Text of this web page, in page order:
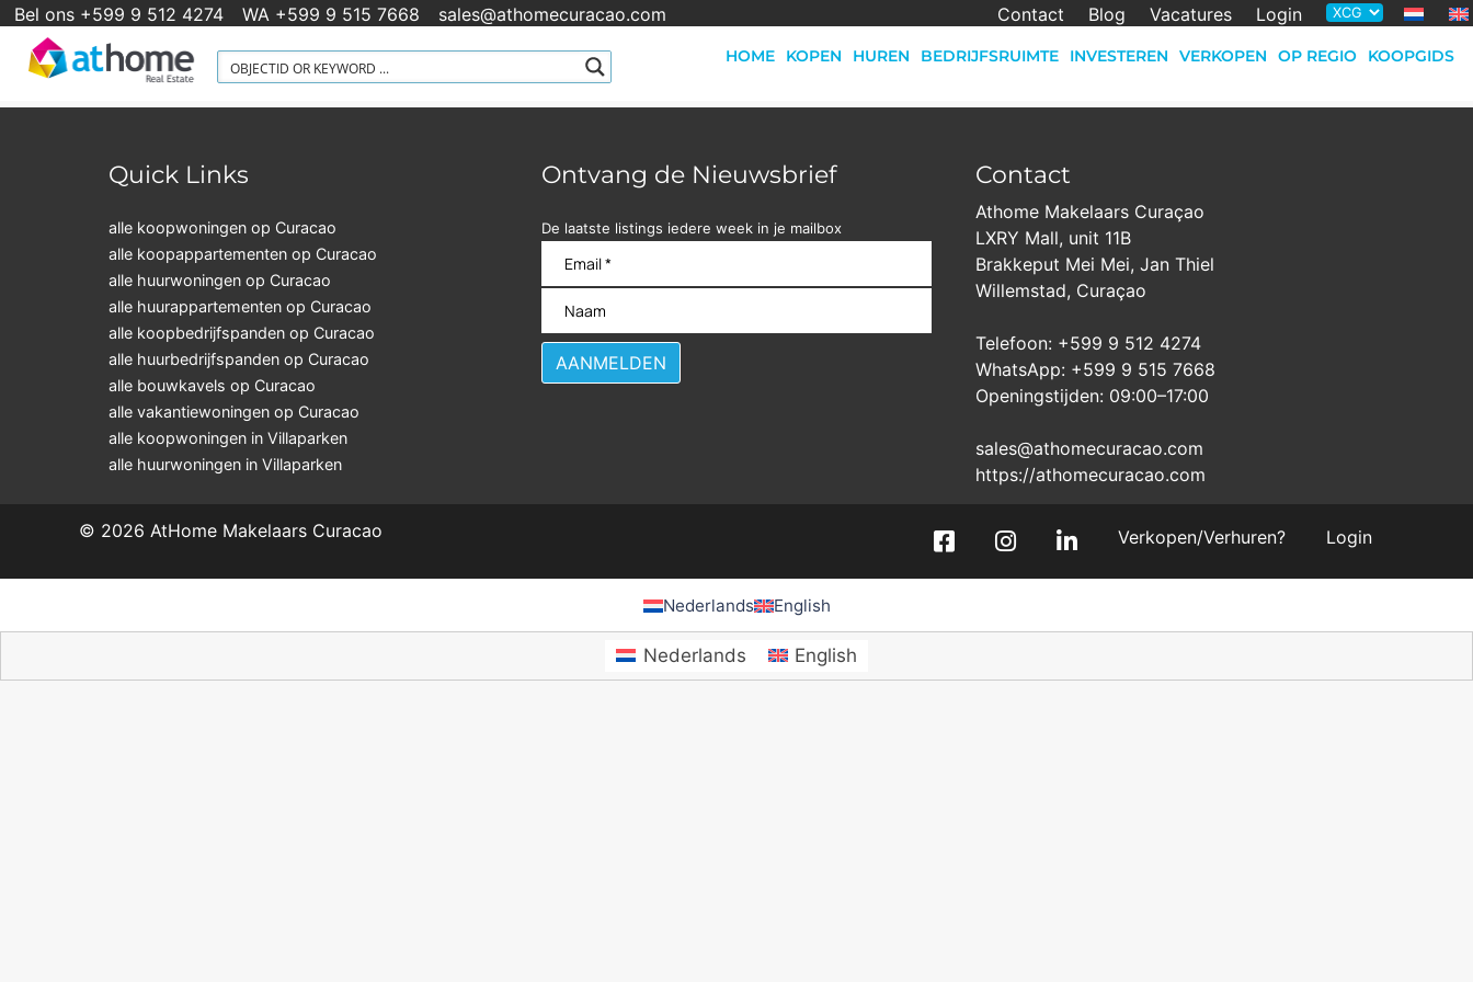
Bel ons +599 9 512 4274 WA +599 9 515 7668 sales@athomecuracao.com Contact Blog Vacatures Login
HOME KOPEN HUREN BEDRIJFSRUIMTE INVESTEREN VERKOPEN OP REGIO KOOPGIDS
Quick Links
alle koopwoningen op Curacao
alle koopappartementen op Curacao
alle huurwoningen op Curacao
alle huurappartementen op Curacao
alle koopbedrijfspanden op Curacao
alle huurbedrijfspanden op Curacao
alle bouwkavels op Curacao
alle vakantiewoningen op Curacao
alle koopwoningen in Villaparken
alle huurwoningen in Villaparken
Ontvang de Nieuwsbrief
De laatste listings iedere week in je mailbox
Contact
Athome Makelaars Curaçao
LXRY Mall, unit 11B
Brakkeput Mei Mei, Jan Thiel
Willemstad, Curaçao
Telefoon: +599 9 512 4274
WhatsApp: +599 9 515 7668
Openingstijden: 09:00–17:00
sales@athomecuracao.com
https://athomecuracao.com
Verkopen/Verhuren? Login
© 2026 AtHome Makelaars Curacao
Nederlands English
Nederlands English